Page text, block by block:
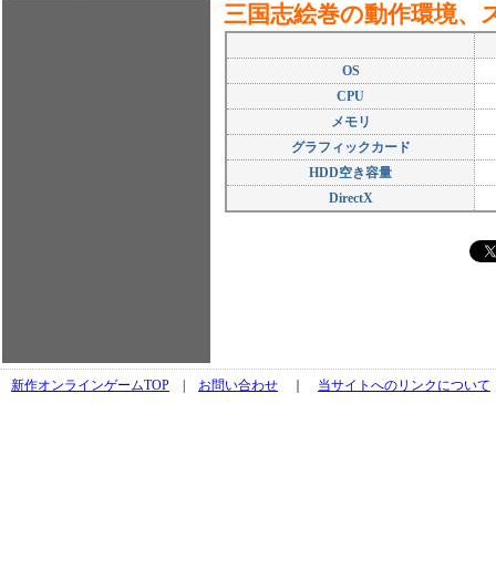
三国志絵巻の動作環境、
OS
CPU
メモリ
グラフィックカード
HDD空き容量
DirectX
新作オンラインゲームTOP お問い合わせ 当サイトへのリンクについて